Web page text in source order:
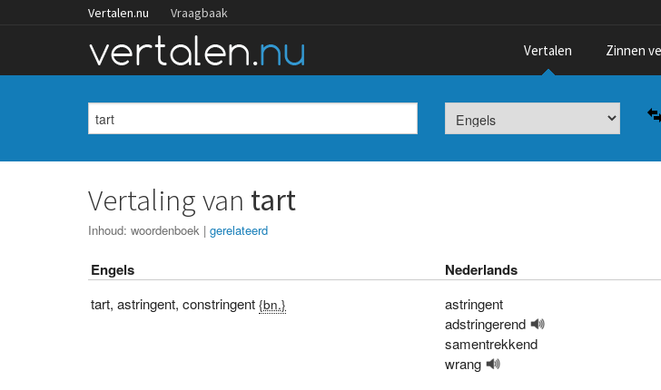
Vertalen.nu Vraagbaak
Vertalen Zinnen
Vertaling van tart
Inhoud:woordenboek |gerelateerd
Engels Nederlands
tart,astringent,constringent {bn.}
astringent
adstringerend
samentrekkend
wrang